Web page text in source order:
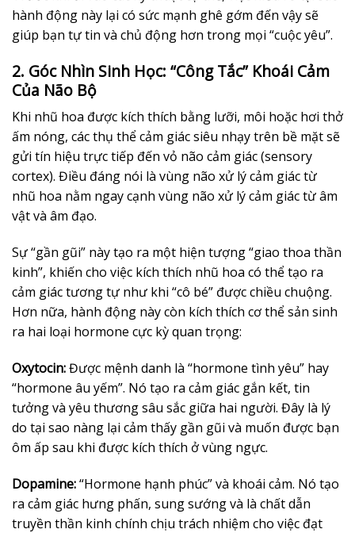
hành động này lại có sức mạnh ghê gớm đến vậy sẽ
giúp bạn tự tin và chủ động hơn trong mọi “cuộc yêu”.
2. Góc Nhìn Sinh Học: “Công Tắc” Khoái Cảm
Của Não Bộ
Khi nhũ hoa được kích thích bằng lưỡi, môi hoặc hơi thở
ấm nóng, các thụ thể cảm giác siêu nhạy trên bề mặt sẽ
gửi tín hiệu trực tiếp đến vỏ não cảm giác (sensory
cortex). Điều đáng nói là vùng não xử lý cảm giác từ
nhũ hoa nằm ngay cạnh vùng não xử lý cảm giác từ âm
vật và âm đạo.
Sự “gần gũi” này tạo ra một hiện tượng “giao thoa thần
kinh”, khiến cho việc kích thích nhũ hoa có thể tạo ra
cảm giác tương tự như khi “cô bé” được chiều chuộng.
Hơn nữa, hành động này còn kích thích cơ thể sản sinh
ra hai loại hormone cực kỳ quan trọng:
Oxytocin:Được mệnh danh là “hormone tình yêu” hay
“hormone âu yếm”. Nó tạo ra cảm giác gắn kết, tin
tưởng và yêu thương sâu sắc giữa hai người. Đây là lý
do tại sao nàng lại cảm thấy gần gũi và muốn được bạn
ôm ấp sau khi được kích thích ở vùng ngực.
Dopamine:“Hormone hạnh phúc” và khoái cảm. Nó tạo
ra cảm giác hưng phấn, sung sướng và là chất dẫn
truyền thần kinh chính chịu trách nhiệm cho việc đạt